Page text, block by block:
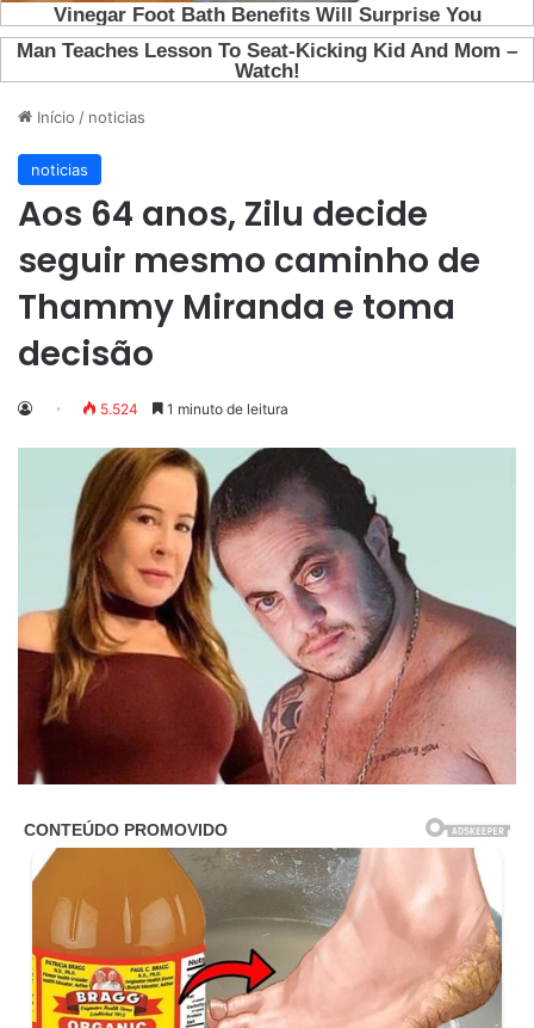
Início / noticias
noticias
Aos 64 anos, Zilu decide
seguir mesmo caminho de
Thammy Miranda e toma
decisão
5.524 1 minuto de leitura